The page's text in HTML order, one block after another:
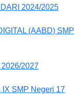
2024/2025
(AABD) SMP
2027
SMP Negeri 17